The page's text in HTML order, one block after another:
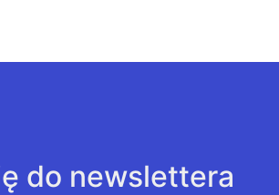
do newslettera